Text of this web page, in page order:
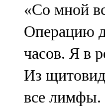
Чистай
103,0 FM
Чүпрәле
91,0 FM
Шәмәрдән
«Со мной
Операцию
часов. Я в
Из
все